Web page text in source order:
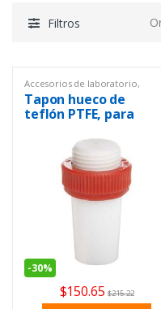
Filtros
Accesorios de laboratorio,
Equipos de Laboratorio General
Materiales de plástico ,Ofertas
Tapon hueco de
teflón PTFE, para
-30%
$150.65 $215.22